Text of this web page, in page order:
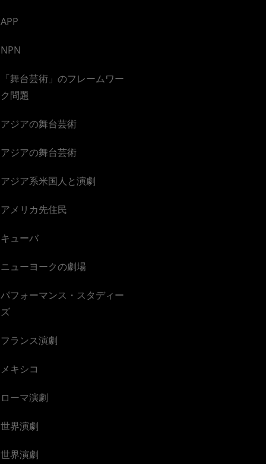
APP
NPN
「舞台芸術」のフレームワー
ク問題
アジアの舞台芸術
アジアの舞台芸術
アジア系米国人と演劇
アメリカ先住民
キューバ
ニューヨークの劇場
パフォーマンス・スタディー
ズ
フランス演劇
メキシコ
ローマ演劇
世界演劇
世界演劇